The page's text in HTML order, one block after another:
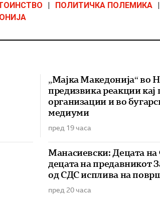
ПОЛИТИЧКА ПОЛЕМИКА
„Мајка Македонија“ во
предизвика реакции кај
организации и во
медиуми
пред 19 часа
Манасиевски: Децата
децата на предавникот
од СДС исплива на
пред 20 часа